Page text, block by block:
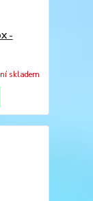
-
skladem